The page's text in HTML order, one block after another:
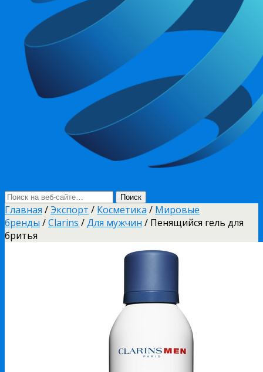
Главная /Экспорт / Косметика / Мировые
бренды /Clarins /Для мужчин / Пенящийся гель для
бритья